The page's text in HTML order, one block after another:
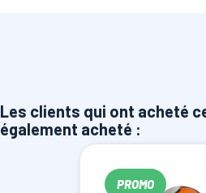
Les clients qui ont acheté
également acheté :
PROMO